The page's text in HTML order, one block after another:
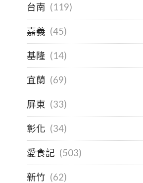
台南 (119)
嘉義 (45)
基隆 (14)
宜蘭 (69)
屏東 (33)
彰化 (34)
愛食記 (503)
新竹 (62)